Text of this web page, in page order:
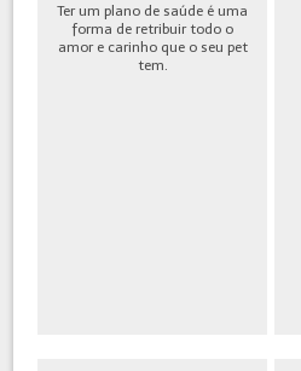
Ter um plano de saúde é uma
forma de retribuir todo o
amor e carinho que o seu pet
tem.